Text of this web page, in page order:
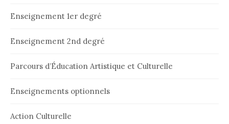
Enseignement 1er degré
Enseignement 2nd degré
Parcours d’Éducation Artistique et Culturelle
Enseignements optionnels
Action Culturelle